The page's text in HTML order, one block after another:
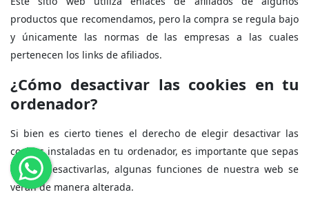
productos que recomendamos, pero la compra se regula bajo
y únicamente las normas de las empresas a las cuales
pertenecen los links de afiliados.
¿Cómo desactivar las cookies en tu
ordenador?
Si bien es cierto tienes el derecho de elegir desactivar las
cookies instaladas en tu ordenador, es importante que sepas
que al desactivarlas, algunas funciones de nuestra web se
verán de manera alterada.